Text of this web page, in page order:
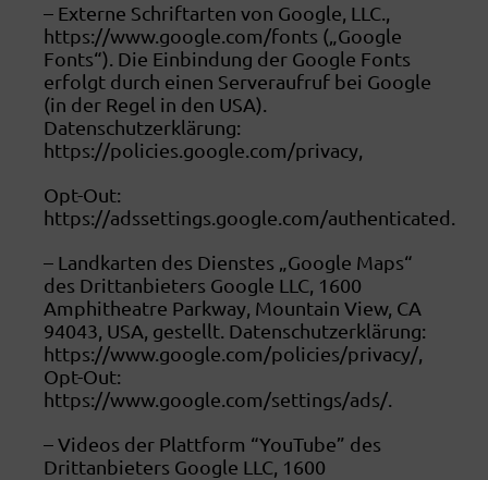
– Externe Schriftarten von Google, LLC.,
https://www.google.com/fonts („Google
Fonts“). Die Einbindung der Google Fonts
erfolgt durch einen Serveraufruf bei Google
(in der Regel in den USA).
Datenschutzerklärung:
https://policies.google.com/privacy,
Opt-Out:
https://adssettings.google.com/authenticated.
– Landkarten des Dienstes „Google Maps“
des Drittanbieters Google LLC, 1600
Amphitheatre Parkway, Mountain View, CA
94043, USA, gestellt. Datenschutzerklärung:
https://www.google.com/policies/privacy/,
Opt-Out:
https://www.google.com/settings/ads/.
– Videos der Plattform “YouTube” des
Drittanbieters Google LLC, 1600